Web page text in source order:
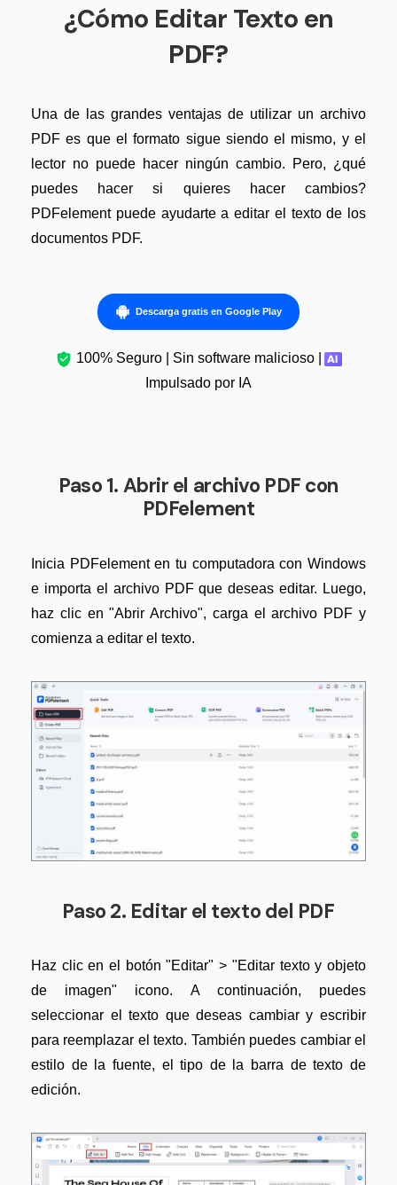
¿Cómo Editar Texto en
PDF?
Una de las grandes ventajas de utilizar un archivo
PDF es que el formato sigue siendo el mismo, y el
lector no puede hacer ningún cambio. Pero, ¿qué
puedes hacer si quieres hacer cambios?
PDFelement puede ayudarte a editar el texto de los
documentos PDF.
Descarga gratis en Google Play
100% Seguro | Sin software malicioso |
Impulsado por IA
Paso 1. Abrir el archivo PDF con
PDFelement
Inicia PDFelement en tu computadora con Windows
e importa el archivo PDF que deseas editar. Luego,
haz clic en "Abrir Archivo", carga el archivo PDF y
comienza a editar el texto.
Paso 2. Editar el texto del PDF
Haz clic en el botón "Editar" > "Editar texto y objeto
de imagen" icono. A continuación, puedes
seleccionar el texto que deseas cambiar y escribir
para reemplazar el texto. También puedes cambiar el
estilo de la fuente, el tipo de la barra de texto de
edición.